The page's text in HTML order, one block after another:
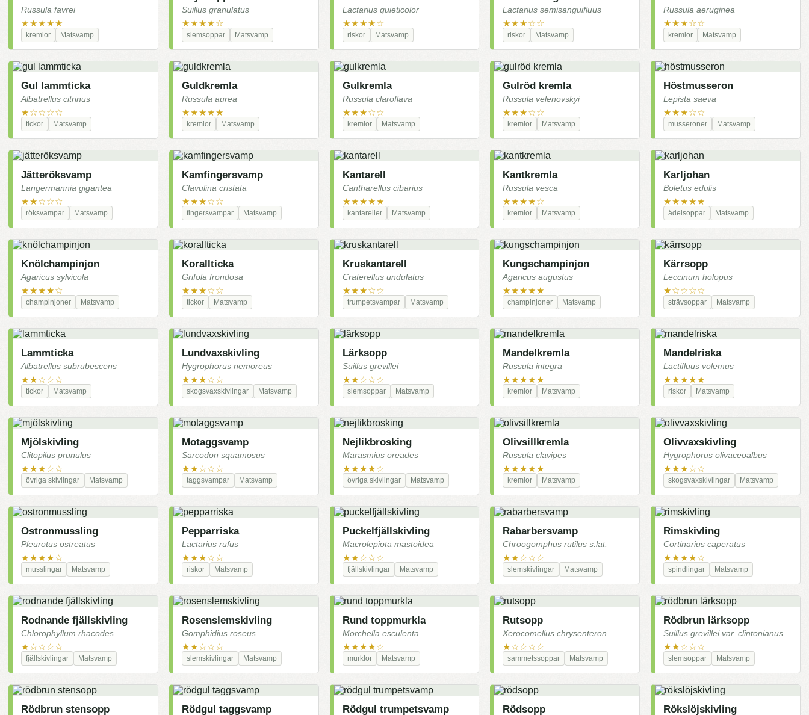
Russula favrei
★★★★★
kremlor Matsvamp
Suillus granulatus
★★★★☆
slemsoppar Matsvamp
Lactarius quieticolor
★★★★☆
riskor Matsvamp
Lactarius semisanguifluus
★★★☆☆
riskor Matsvamp
Russula aeruginea
★★★☆☆
kremlor Matsvamp
Gul lammticka
Albatrellus citrinus
★☆☆☆☆
tickor Matsvamp
Guldkremla
Russula aurea
★★★★★
kremlor Matsvamp
Gulkremla
Russula claroflava
★★★☆☆
kremlor Matsvamp
Gulröd kremla
Russula velenovskyi
★★★☆☆
kremlor Matsvamp
Höstmusseron
Lepista saeva
★★★☆☆
musseroner Matsvamp
Jätteröksvamp
Langermannia gigantea
★★☆☆☆
röksvampar Matsvamp
Kamfingersvamp
Clavulina cristata
★★★☆☆
fingersvampar Matsvamp
Kantarell
Cantharellus cibarius
★★★★★
kantareller Matsvamp
Kantkremla
Russula vesca
★★★★☆
kremlor Matsvamp
Karljohan
Boletus edulis
★★★★★
ädelsoppar Matsvamp
Knölchampinjon
Agaricus sylvicola
★★★★☆
champinjoner Matsvamp
Korallticka
Grifola frondosa
★★★☆☆
tickor Matsvamp
Kruskantarell
Craterellus undulatus
★★★☆☆
trumpetsvampar Matsvamp
Kungschampinjon
Agaricus augustus
★★★★★
champinjoner Matsvamp
Kärrsopp
Leccinum holopus
★☆☆☆☆
strävsoppar Matsvamp
Lammticka
Albatrellus subrubescens
★★☆☆☆
tickor Matsvamp
Lundvaxskivling
Hygrophorus nemoreus
★★★☆☆
skogsvaxskivlingar Matsvamp
Lärksopp
Suillus grevillei
★★☆☆☆
slemsoppar Matsvamp
Mandelkremla
Russula integra
★★★★★
kremlor Matsvamp
Mandelriska
Lactifluus volemus
★★★★★
riskor Matsvamp
Mjölskivling
Clitopilus prunulus
★★★☆☆
övriga skivlingar Matsvamp
Motaggsvamp
Sarcodon squamosus
★★☆☆☆
taggsvampar Matsvamp
Nejlikbrosking
Marasmius oreades
★★★★☆
övriga skivlingar Matsvamp
Olivsillkremla
Russula clavipes
★★★★★
kremlor Matsvamp
Olivvaxskivling
Hygrophorus olivaceoalbus
★★★☆☆
skogsvaxskivlingar Matsvamp
Ostronmussling
Pleurotus ostreatus
★★★★☆
musslingar Matsvamp
Pepparriska
Lactarius rufus
★★★☆☆
riskor Matsvamp
Puckelfjällskivling
Macrolepiota mastoidea
★★☆☆☆
fjällskivlingar Matsvamp
Rabarbersvamp
Chroogomphus rutilus s.lat.
★★☆☆☆
slemskivlingar Matsvamp
Rimskivling
Cortinarius caperatus
★★★★☆
spindlingar Matsvamp
Rodnande fjällskivling
Chlorophyllum rhacodes
★☆☆☆☆
fjällskivlingar Matsvamp
Rosenslemskivling
Gomphidius roseus
★★☆☆☆
slemskivlingar Matsvamp
Rund toppmurkla
Morchella esculenta
★★★★☆
murklor Matsvamp
Rutsopp
Xerocomellus chrysenteron
★☆☆☆☆
sammetssoppar Matsvamp
Rödbrun lärksopp
Suillus grevillei var. clintonianus
★★☆☆☆
slemsoppar Matsvamp
Rödbrun stensopp Rödgul taggsvamp Rödgul trumpetsvamp Rödsopp Rökslöjskivling